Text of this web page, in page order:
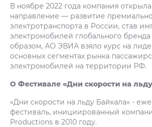
В ноябре 2022 года компания
направление — развитие
электротранспорта в России, став
электромобилей глобального бренда
образом, АО ЭВИА взяло курс на
основных сегментах рынка
электромобилей на территории РФ.
О Фестивале «Дни скорости на
«Дни скорости на льду Байкала» -
фестиваль, инициированный
Productions в 2010 году.